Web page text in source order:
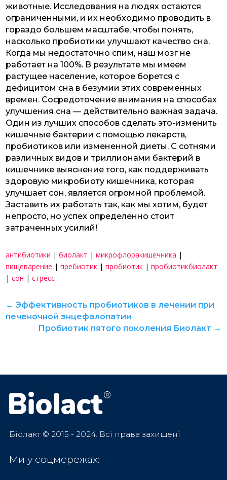
животные. Исследования на людях остаются
ограниченными, и их необходимо проводить в
гораздо большем масштабе, чтобы понять,
насколько пробиотики улучшают качество сна.
Когда мы недостаточно спим, наш мозг не
работает на 100%. В результате мы имеем
растущее население, которое борется с
дефицитом сна в безумии этих современных
времен. Сосредоточение внимания на способах
улучшения сна — действительно важная задача.
Один из лучших способов сделать это-изменить
кишечные бактерии с помощью лекарств,
пробиотиков или измененной диеты. С сотнями
различных видов и триллионами бактерий в
кишечнике выяснение того, как поддерживать
здоровую микробиоту кишечника, которая
улучшает сон, является огромной проблемой.
Заставить их работать так, как мы хотим, будет
непросто, но успех определенно стоит
затраченных усилий!
антибиотики |биолакт |микрофлоракишечника |
пищеварение |пребиотик |пробиотик |пробиотикбиолакт
|сон |стресс
←Эффективность пробиотиков в лечении при
печеночной энцефалопатии
Пробиотик пятого поколения Биолакт →
Біолакт © 2015 - 2024. Всі права захищені
Ми у соцмережах: